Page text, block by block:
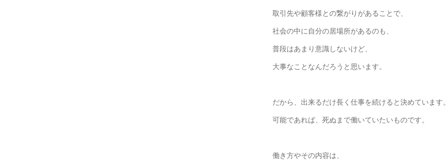
取引先や顧客様との繋がりがあることで、
社会の中に自分の居場所があるのも、
普段はあまり意識しないけど、
大事なことなんだろうと思います。
だから、出来るだけ長く仕事を続けると決めています。
可能であれば、死ぬまで働いていたいものです。
働き方やその内容は、